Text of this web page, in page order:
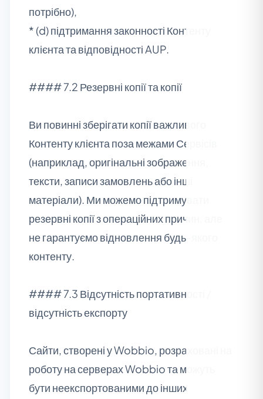
потрібно),
* (d) підтримання законності Контенту
клієнта та відповідності AUP.
#### 7.2 Резервні копії та копії
Ви повинні зберігати копії важливого
Контенту клієнта поза межами Сервісів
(наприклад, оригінальні зображення,
тексти, записи замовлень або інші
матеріали). Ми можемо підтримувати
резервні копії з операційних причин, але
не гарантуємо відновлення будь‑якого
контенту.
#### 7.3 Відсутність портативності /
відсутність експорту
Сайти, створені у Wobbio, розраховані на
роботу на серверах Wobbio та можуть
бути неекспортованими до інших